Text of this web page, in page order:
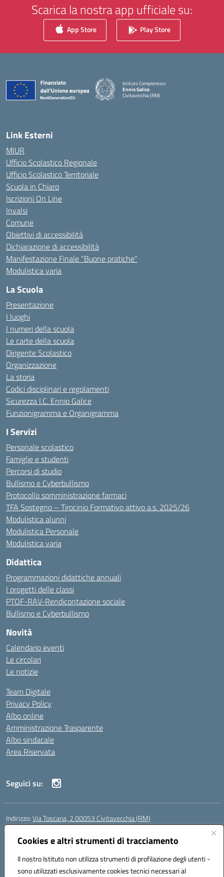
Cookies e altri strumenti di tracciamento
Il nostro Istituto non utilizza strumenti di profilazione degli utenti -
sono utilizzati esclusivamente cookies tecnici necessari al
Scarica la nostra app ufficiale su:
App Store Play Store
Istituto Comprensivo
Ennio Galice
Civitavecchia (RM)
Link Esterni
MIUR
Ufficio Scolastico Regionale
Ufficio Scolastico Territoriale
Scuola in Chiaro
Iscrizioni On Line
Invalsi
Comune
Obiettivi di accessibilità
Dichiarazione di accessibilità
Manifestazione Finale “Buone pratiche”
Modulistica varia
La Scuola
Presentazione
I luoghi
I numeri della scuola
Le carte della scuola
Dirigente Scolastico
Organizzazione
La storia
Codici disciplinari e regolamenti
Sicurezza I.C. Ennio Galice
Funzionigramma e Organigramma
I Servizi
Personale scolastico
Famiglie e studenti
Percorsi di studio
Bullismo e Cyberbullismo
Protocollo somministrazione farmaci
TFA Sostegno – Tirocinio Formativo attivo a.s. 2025/26
Modulistica alunni
Modulistica Personale
Modulistica varia
Didattica
Programmazioni didattiche annuali
I progetti delle classi
PTOF-RAV-Rendicontazione sociale
Bullismo e Cyberbullismo
Novità
Calendario eventi
Le circolari
Le notizie
Team Digitale
Privacy Policy
Albo online
Amministrazione Trasparente
Albo sindacale
Area Riservata
Seguici su:
Indirizzo:Via Toscana, 2 00053 Civitavecchia (RM)
Centralino:
Posta elettronica certificata (PEC):rmic8b900g@pec.istruzione.it
Codice fiscale: 91038380589
Codice meccanografico:RMIC8B900G